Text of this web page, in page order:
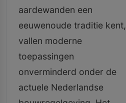
aardewanden een
eeuwenoude traditie kent,
vallen moderne
toepassingen
onverminderd onder de
actuele Nederlandse